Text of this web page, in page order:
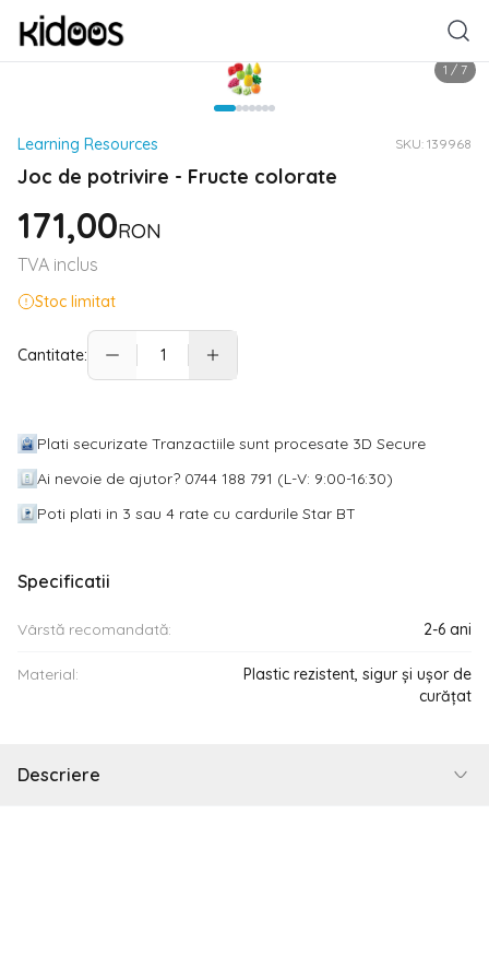
1 / 7
Learning Resources SKU: 139968
Joc de potrivire - Fructe colorate
171,00RON
TVA inclus
Stoc limitat
Cantitate:
Plati securizate Tranzactiile sunt procesate 3D Secure
Ai nevoie de ajutor? 0744 188 791 (L-V: 9:00-16:30)
Poti plati in 3 sau 4 rate cu cardurile Star BT
Specificatii
Vârstă recomandată: 2-6 ani
Material:
Plastic rezistent, sigur și ușor de
curățat
Descriere